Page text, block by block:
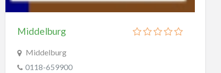
Middelburg
Middelburg
0118-659900